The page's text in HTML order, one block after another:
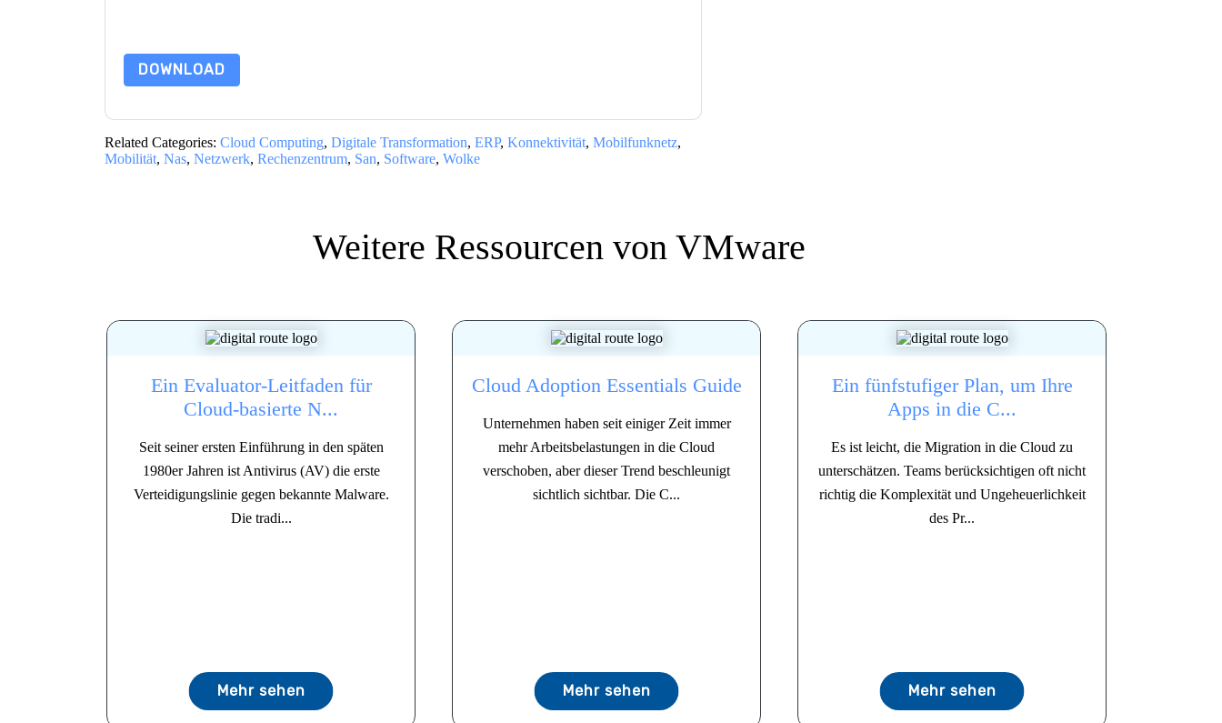
DOWNLOAD
Related Categories: Cloud Computing, Digitale Transformation, ERP, Konnektivität, Mobilfunknetz,
Mobilität, Nas, Netzwerk, Rechenzentrum, San, Software, Wolke
Weitere Ressourcen von VMware
Ein Evaluator-Leitfaden für
Cloud-basierte N...
Seit seiner ersten Einführung in den späten
1980er Jahren ist Antivirus (AV) die erste
Verteidigungslinie gegen bekannte Malware.
Die tradi...
Mehr sehen
Cloud Adoption Essentials Guide
Unternehmen haben seit einiger Zeit immer
mehr Arbeitsbelastungen in die Cloud
verschoben, aber dieser Trend beschleunigt
sichtlich sichtbar. Die C...
Mehr sehen
Ein fünfstufiger Plan, um Ihre
Apps in die C...
Es ist leicht, die Migration in die Cloud zu
unterschätzen. Teams berücksichtigen oft nicht
richtig die Komplexität und Ungeheuerlichkeit
des Pr...
Mehr sehen